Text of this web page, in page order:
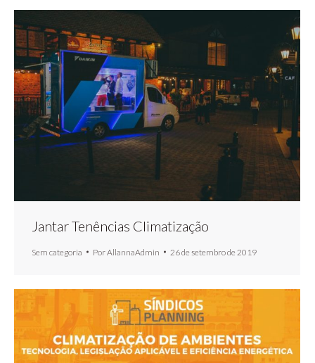
Jantar Tenências Climatização
Sem categoria PorAllannaAdmin 26 de setembro de 2019